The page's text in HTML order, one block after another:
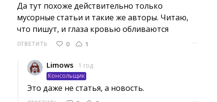
Да тут похоже действительно только
мусорные статьи и такие же авторы. Читаю,
что пишут, и глаза кровью обливаются
ОТВЕТИТЬ 0 1 ···
Limows
1 год
Консольщик
Это даже не статья, а новость.